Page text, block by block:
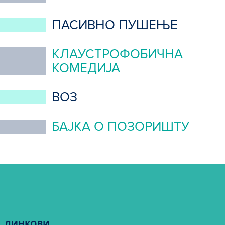
ПАСИВНО ПУШЕЊЕ
КЛАУСТРОФОБИЧНА
КОМЕДИЈА
ВОЗ
БАЈКА О ПОЗОРИШТУ